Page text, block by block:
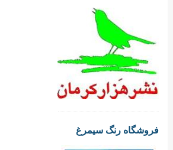
فروشگاه رنگ سیمرغ